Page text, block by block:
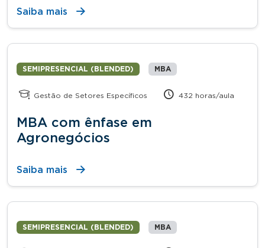
Saiba mais
SEMIPRESENCIAL (BLENDED) MBA
Gestão de Setores Específicos 432 horas/aula
MBA com ênfase em
Agronegócios
Saiba mais
SEMIPRESENCIAL (BLENDED) MBA